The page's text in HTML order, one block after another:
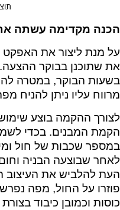
תוצאה
הכנה מקדימה עשתה
על מנת ליצור את האפקט
את שתוכנן בבוקר
בשעות הבוקר, במטרה
מרווח עליו ניתן להניח
לצורך ההקמה בוצע
הקמת המבנים. בכדי
במספר שכבות של חול
לאחר שבוצעה הבניה
העת להלביש את העיצוב
פוזרו על החול, מפה
כוסות וכמובן כיבוד